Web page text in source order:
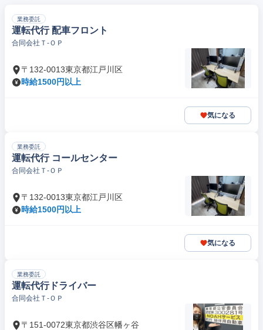
業務委託
運転代行 配車フロント
合同会社Ｔ‐ＯＰ
〒132-0013東京都江戸川区
時給1500円以上
気になる
業務委託
運転代行 コールセンター
合同会社Ｔ‐ＯＰ
〒132-0013東京都江戸川区
時給1500円以上
気になる
業務委託
運転代行ドライバー
合同会社Ｔ‐ＯＰ
〒151-0072東京都渋谷区幡ヶ谷